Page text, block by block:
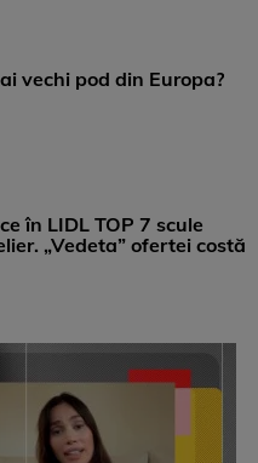
vechi pod din Europa?
în LIDL TOP 7 scule
„Vedeta” ofertei costă